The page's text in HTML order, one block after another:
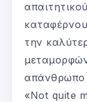
την
απάνθρωπο
«Νοt quite